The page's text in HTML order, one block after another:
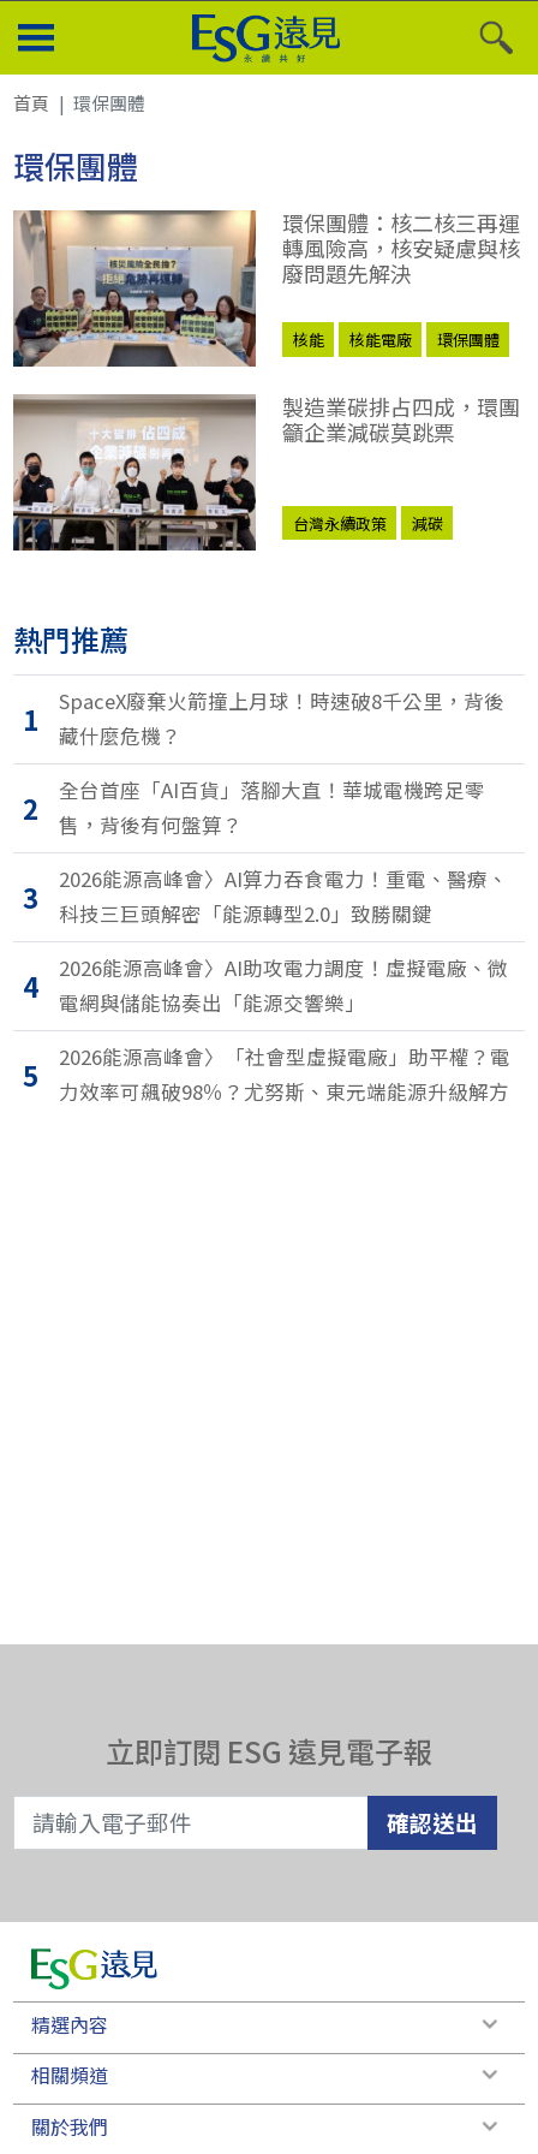
首頁 環保團體
環保團體
環保團體：核二核三再運
轉風險高，核安疑慮與核
廢問題先解決
核能 核能電廠 環保團體
製造業碳排占四成，環團
籲企業減碳莫跳票
台灣永續政策
減碳
熱門推薦
1
SpaceX廢棄火箭撞上月球！時速破8千公里，背後
藏什麼危機？
2
全台首座「AI百貨」落腳大直！華城電機跨足零
售，背後有何盤算？
3
2026能源高峰會〉AI算力吞食電力！重電、醫療、
科技三巨頭解密「能源轉型2.0」致勝關鍵
4
2026能源高峰會〉AI助攻電力調度！虛擬電廠、微
電網與儲能協奏出「能源交響樂」
5
2026能源高峰會〉「社會型虛擬電廠」助平權？電
力效率可飆破98％？尤努斯、東元端能源升級解方
立即訂閱 ESG 遠見電子報
確認送出
精選內容
相關頻道
關於我們